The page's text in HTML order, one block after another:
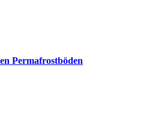
Permafrostböden